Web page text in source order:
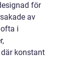
för
av
i
konstant